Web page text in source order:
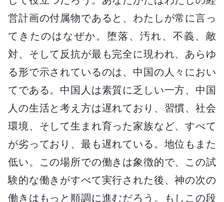
営計画の付属物であると、わたしが常に言っ
てきたのはなぜか。堕落、汚れ、不義、敵
対、そして反抗が最も完全に現われ、あらゆ
る形で示されているのは、中国の人々におい
てである。中国人は素質に乏しい一方、中国
人の生活と考え方は遅れており、習慣、社会
環境、そして生まれ育った家族など、すべて
が劣っており、最も遅れている。地位もまた
低い。この場所での働きは象徴的で、この試
験的な働きがすべて実行された後、神の次の
働きはもっと順調に進むだろう。もしこの段